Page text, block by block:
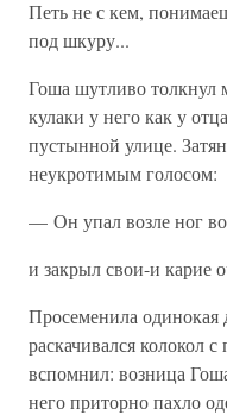
Петь не с кем,
под шкуру...
Гоша шутливо толкнул
кулаки у него как у
пустынной улице.
неукротимым голосом:
— Он упал возле ног
и закрыл свои-и карие
Просеменила одинокая
раскачивался колокол
вспомнил: возница
него приторно пахло